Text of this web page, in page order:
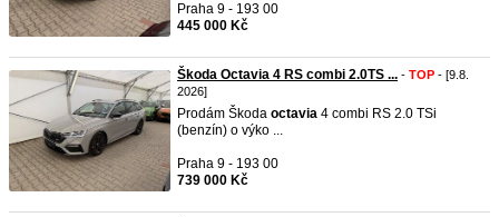
Praha 9 - 193 00
445 000 Kč
Škoda Octavia 4 RS combi 2.0TS ... - TOP - [9.8.
2026]
Prodám Škoda octavia 4 combi RS 2.0 TSi
(benzín) o výko ...
Praha 9 - 193 00
739 000 Kč